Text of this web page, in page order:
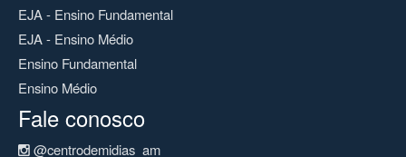
EJA - Ensino Fundamental
EJA - Ensino Médio
Ensino Fundamental
Ensino Médio
Fale conosco
@centrodemidias_am